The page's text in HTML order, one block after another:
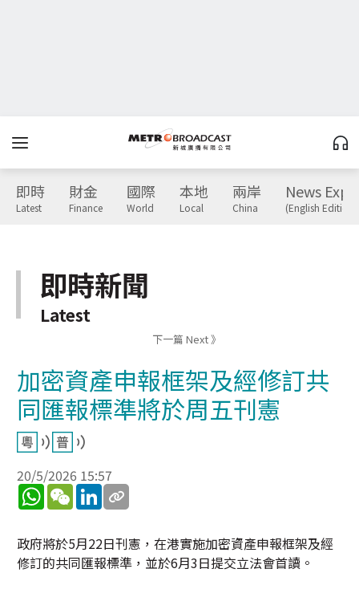
即時
Latest
財金
Finance
國際
World
本地
Local
兩岸
China
News
(English Edition)
即時新聞
Latest
下一篇 Next 》
加密資產申報框架及經修訂共
同匯報標準將於周五刊憲
20/5/2026 15:57
WhatsApp
WeChatLinkedIn
政府將於5月22日刊憲，在港實施加密資產申報框架及經
修訂的共同匯報標準，並於6月3日提交立法會首讀。